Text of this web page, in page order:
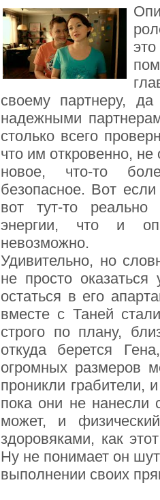
своему партнеру,
надежными
столько всего
что им откровенно,
новое, что-то
безопасное. Вот
вот тут-то
энергии, что и
невозможно.
Удивительно, но
не просто
остаться в его
вместе с Таней
строго по плану,
откуда берется
огромных размеров
проникли грабители,
пока они не нанесли
может, и
здоровяками, как
Ну не понимает он
выполнении своих